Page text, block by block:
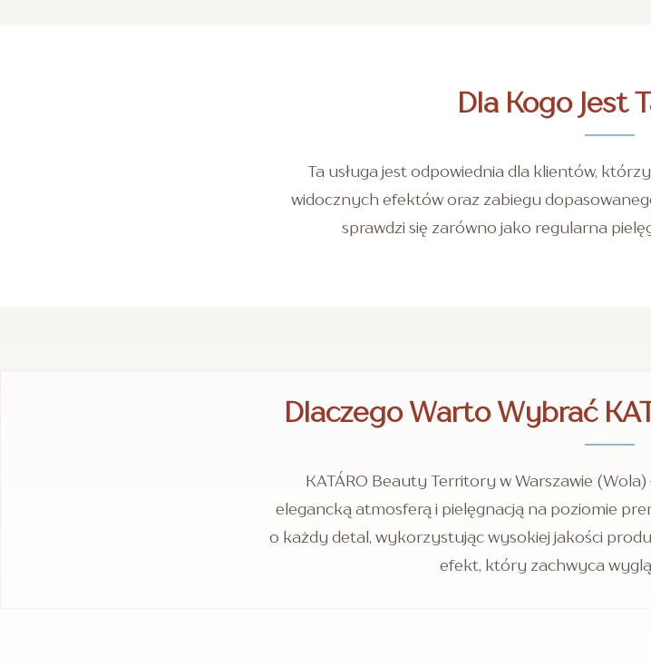
Dla Kogo Jest
Ta usługa jest odpowiednia dla klientów,
widocznych efektów oraz zabiegu
sprawdzi się zarówno jako regularna
Dlaczego Warto Wybrać
KATÁRO Beauty Territory w Warszawie
elegancką atmosferą i pielęgnacją na poziomie
o każdy detal, wykorzystując wysokiej jakości
efekt, który zachwyca